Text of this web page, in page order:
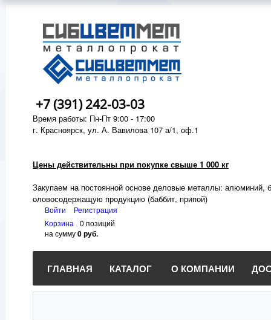
+7 (391) 242-03-03
Время работы: Пн-Пт 9:00 - 17:00
г. Красноярск, ул. А. Вавилова 107 а/1, оф.1
Цены действительны при покупке свыше 1 000 кг
Закупаем на постоянной основе деловые металлы: алюминий,
оловосодержащую продукцию (баббит, припой)
Войти
Регистрация
Корзина
0 позиций
на сумму0 руб.
ГЛАВНАЯ КАТАЛОГ О КОМПАНИИ